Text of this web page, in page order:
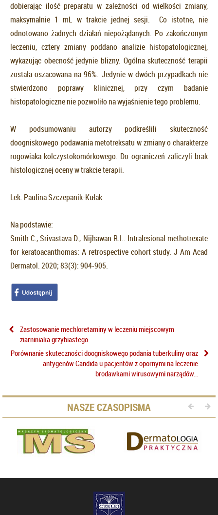
dobierając ilość preparatu w zależności od wielkości zmiany,
maksymalnie 1 mL w trakcie jednej sesji. Co istotne, nie
odnotowano żadnych działań niepożądanych. Po zakończonym
leczeniu, cztery zmiany poddano analizie histopatologicznej,
wykazując obecność jedynie blizny. Ogólna skuteczność terapii
została oszacowana na 96%. Jedynie w dwóch przypadkach nie
stwierdzono poprawy klinicznej, przy czym badanie
histopatologiczne nie pozwoliło na wyjaśnienie tego problemu.
W podsumowaniu autorzy podkreślili skuteczność
doogniskowego podawania metotreksatu w zmiany o charakterze
rogowiaka kolczystokomórkowego. Do ograniczeń zaliczyli brak
histologicznej oceny w trakcie terapii.
Lek. Paulina Szczepanik-Kułak
Na podstawie:
Smith C., Srivastava D., Nijhawan R.I.: Intralesional methotrexate
for keratoacanthomas: A retrospective cohort study. J Am Acad
Dermatol. 2020; 83(3): 904-905.
Zastosowanie mechloretaminy w leczeniu miejscowym
ziarniniaka grzybiastego
Porównanie skuteczności doogniskowego podania tuberkuliny oraz
antygenów Candida u pacjentów z opornymi na leczenie
brodawkami wirusowymi narządów…
NASZE CZASOPISMA